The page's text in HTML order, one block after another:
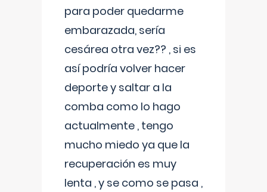
para poder quedarme
embarazada, sería
cesárea otra vez?? , si es
así podría volver hacer
deporte y saltar a la
comba como lo hago
actualmente , tengo
mucho miedo ya que la
recuperación es muy
lenta , y se como se pasa ,